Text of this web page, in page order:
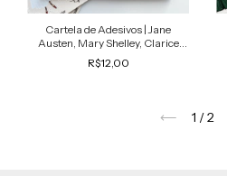
Cartela de Adesivos | Jane
Austen, Mary Shelley, Clarice
Lispector, Lygia F. Telles
R$12,00
1 /2